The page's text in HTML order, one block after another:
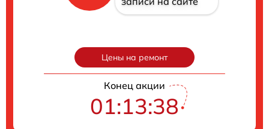
Цены на ремонт
Конец акции
01:13:38